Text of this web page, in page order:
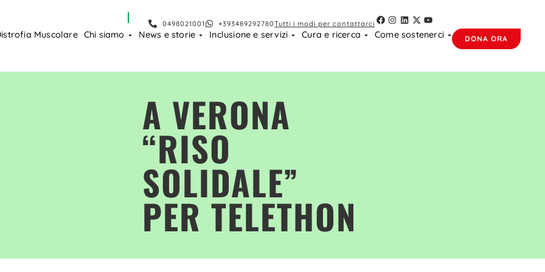
0498021001 +393489292780Tutti i modi per contattarci
Muscolare Chi siamo News e storie Inclusione e servizi Cura e ricerca Come sostenerci DONA ORA
A VERONA
“RISO
SOLIDALE”
PER TELETHON